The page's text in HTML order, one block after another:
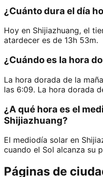
¿Cuánto dura el día
Hoy en Shijiazhuang, el
atardecer es de 13h 53m.
¿Cuándo es la hora
La hora dorada de la
las 6:09. La hora dorada
¿A qué hora es el
Shijiazhuang?
El mediodía solar en
cuando el Sol alcanza su
Páginas de